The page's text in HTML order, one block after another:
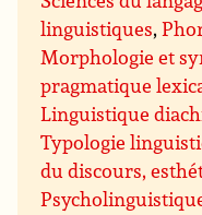
linguistiques,
Morphologie et
pragmatique
Linguistique
Typologie
du discours,